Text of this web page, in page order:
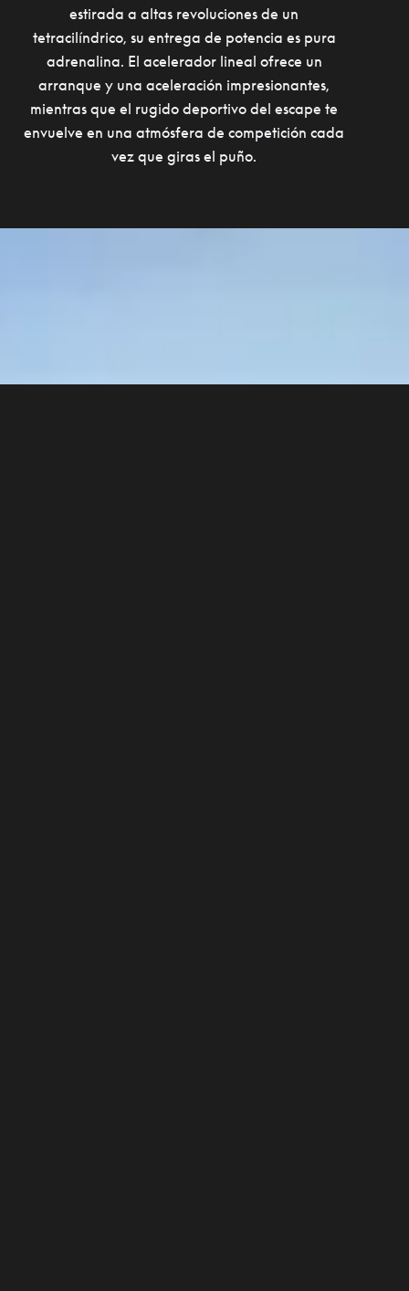
estirada a altas revoluciones de un
tetracilíndrico, su entrega de potencia es pura
adrenalina. El acelerador lineal ofrece un
arranque y una aceleración impresionantes,
mientras que el rugido deportivo del escape te
envuelve en una atmósfera de competición cada
vez que giras el puño.